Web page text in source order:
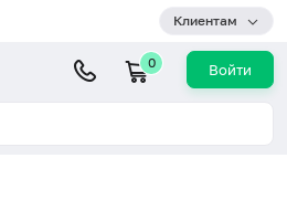
Клиентам
0 Войти